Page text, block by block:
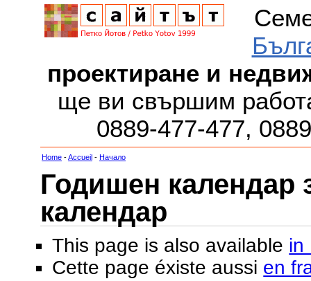
проектиране и
ще ви свършим
0889-477-477,
Home -Accueil - Начало
Годишен календар
календар
This page is also available in
Cette page éxiste aussi en